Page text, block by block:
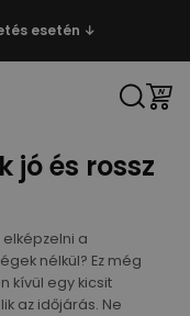
esetén ↓
jó és rossz
a
nélkül? Ez még
kívül egy kicsit
az időjárás. Ne